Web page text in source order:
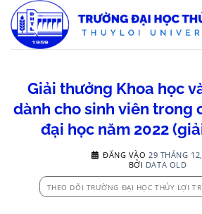
qua
nội
Giải thưởng Khoa học
dành cho sinh viên trong
đại học năm 2022
ĐĂNG VÀO 29 THÁNG
BỞI DATA OLD
THEO DÕI TRƯỜNG ĐẠI HỌC THỦY LỢI